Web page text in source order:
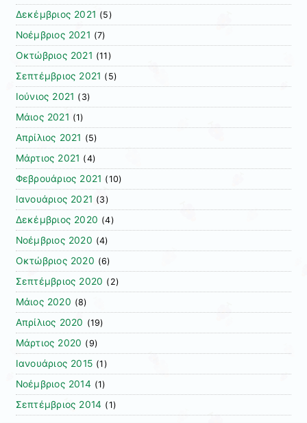
Δεκέμβριος 2021 (5)
Νοέμβριος 2021 (7)
Οκτώβριος 2021 (11)
Σεπτέμβριος 2021 (5)
Ιούνιος 2021 (3)
Μάιος 2021 (1)
Απρίλιος 2021 (5)
Μάρτιος 2021 (4)
Φεβρουάριος 2021 (10)
Ιανουάριος 2021 (3)
Δεκέμβριος 2020 (4)
Νοέμβριος 2020 (4)
Οκτώβριος 2020 (6)
Σεπτέμβριος 2020 (2)
Μάιος 2020 (8)
Απρίλιος 2020 (19)
Μάρτιος 2020 (9)
Ιανουάριος 2015 (1)
Νοέμβριος 2014 (1)
Σεπτέμβριος 2014 (1)